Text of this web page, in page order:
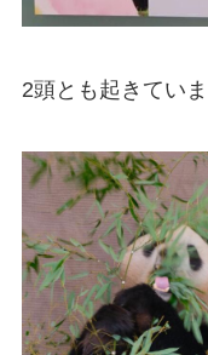
2頭とも起きていま